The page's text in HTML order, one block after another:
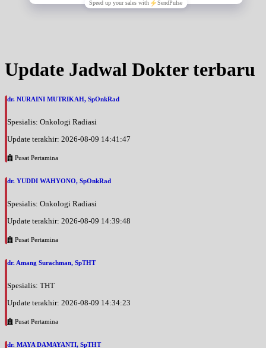
Update Jadwal Dokter terbaru
dr. NURAINI MUTRIKAH, SpOnkRad
Spesialis: Onkologi Radiasi
Update terakhir: 2026-08-09 14:41:47
Pusat Pertamina
dr. YUDDI WAHYONO, SpOnkRad
Spesialis: Onkologi Radiasi
Update terakhir: 2026-08-09 14:39:48
Pusat Pertamina
dr. Amang Surachman, SpTHT
Spesialis: THT
Update terakhir: 2026-08-09 14:34:23
Pusat Pertamina
dr. MAYA DAMAYANTI, SpTHT